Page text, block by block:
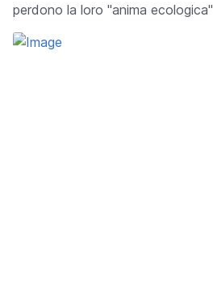
perdono la loro "anima ecologica"